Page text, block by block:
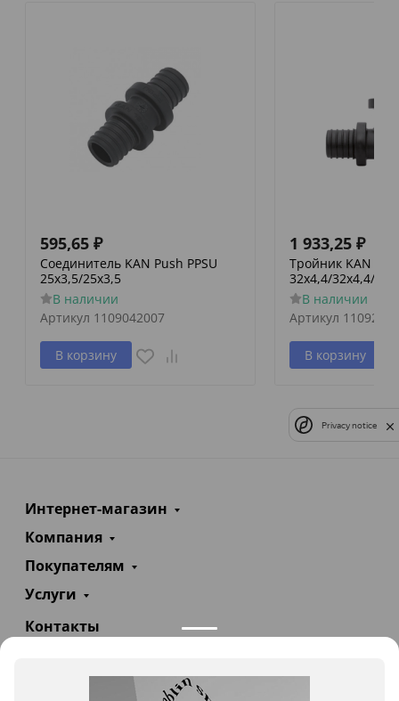
595,65 ₽
Соединитель KAN Push PPSU
25х3,5/25х3,5
В наличии
Артикул 1109042007
В корзину
1 933,25 ₽
Тройник KAN
32х4,4/32х4,4/
В наличии
Артикул
В корзину
Интернет-магазин
Компания
Покупателям
Услуги
Контакты
info@teploexpert.com
Privacy notice